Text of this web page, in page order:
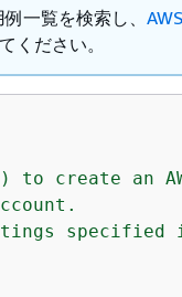
一覧を検索し、
ください。
to create an
specified